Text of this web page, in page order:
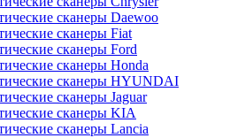
сканеры Daewoo
сканеры Fiat
сканеры Ford
сканеры Honda
сканеры HYUNDAI
сканеры Jaguar
сканеры KIA
сканеры Lancia